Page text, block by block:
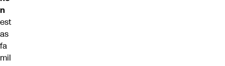
n
est
as
fa
mil